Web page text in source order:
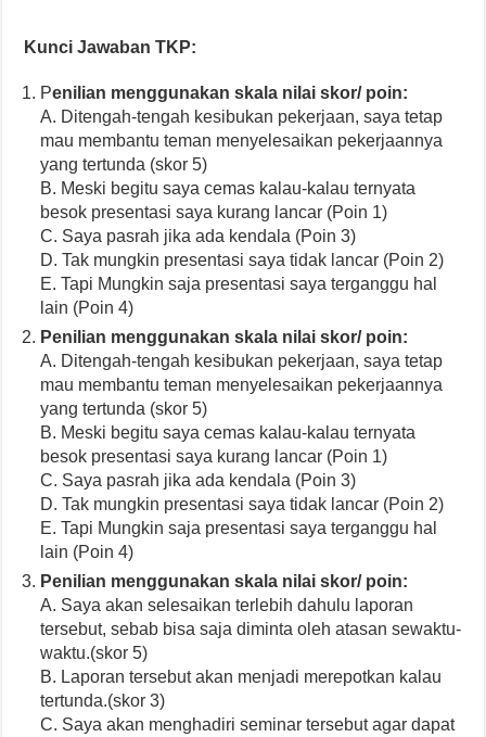
Kunci Jawaban TKP:
Penilian menggunakan skala nilai skor/ poin:
A. Ditengah-tengah kesibukan pekerjaan, saya tetap
mau membantu teman menyelesaikan pekerjaannya
yang tertunda (skor 5)
B. Meski begitu saya cemas kalau-kalau ternyata
besok presentasi saya kurang lancar (Poin 1)
C. Saya pasrah jika ada kendala (Poin 3)
D. Tak mungkin presentasi saya tidak lancar (Poin 2)
E. Tapi Mungkin saja presentasi saya terganggu hal
lain (Poin 4)
Penilian menggunakan skala nilai skor/ poin:
A. Ditengah-tengah kesibukan pekerjaan, saya tetap
mau membantu teman menyelesaikan pekerjaannya
yang tertunda (skor 5)
B. Meski begitu saya cemas kalau-kalau ternyata
besok presentasi saya kurang lancar (Poin 1)
C. Saya pasrah jika ada kendala (Poin 3)
D. Tak mungkin presentasi saya tidak lancar (Poin 2)
E. Tapi Mungkin saja presentasi saya terganggu hal
lain (Poin 4)
Penilian menggunakan skala nilai skor/ poin:
A. Saya akan selesaikan terlebih dahulu laporan
tersebut, sebab bisa saja diminta oleh atasan sewaktu-
waktu.(skor 5)
B. Laporan tersebut akan menjadi merepotkan kalau
tertunda.(skor 3)
C. Saya akan menghadiri seminar tersebut agar dapat